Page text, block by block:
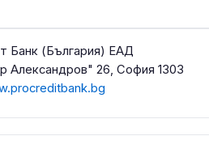
Банк (България) ЕАД
Александров" 26, София 1303